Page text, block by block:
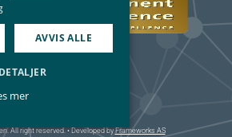
All right reserved. • Developed byFrameworks AS
AVVIS ALLE
mer